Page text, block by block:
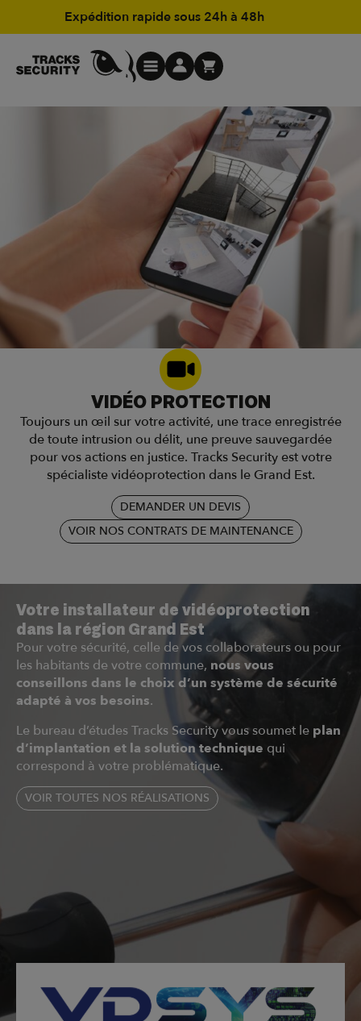
Expédition rapide sous 24h à 48h
VIDÉO PROTECTION
Toujours un œil sur votre activité, une trace enregistrée
de toute intrusion ou délit, une preuve sauvegardée
pour vos actions en justice. Tracks Security est votre
spécialiste vidéoprotection dans le Grand Est.
DEMANDER UN DEVIS
VOIR NOS CONTRATS DE MAINTENANCE
Votre installateur de vidéoprotection
dans la région Grand Est
Pour votre sécurité, celle de vos collaborateurs ou pour
les habitants de votre commune, nous vous
conseillons dans le choix d’un système de sécurité
adapté à vos besoins.
Le bureau d’études Tracks Security vous soumet le plan
d’implantation et la solution technique qui
correspond à votre problématique.
VOIR TOUTES NOS RÉALISATIONS